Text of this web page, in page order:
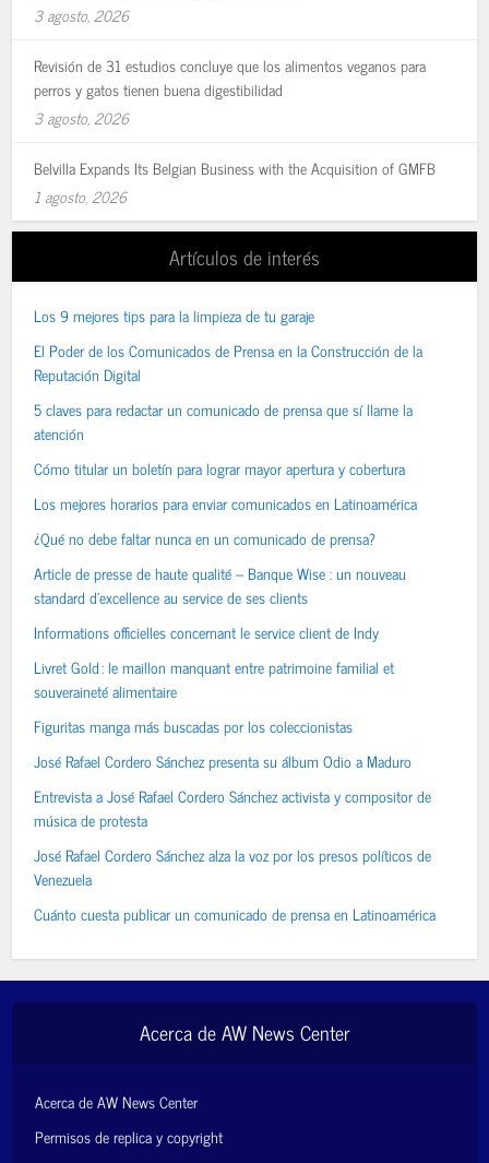
3 agosto, 2026
Revisión de 31 estudios concluye que los alimentos veganos para
perros y gatos tienen buena digestibilidad
3 agosto, 2026
Belvilla Expands Its Belgian Business with the Acquisition of GMFB
1 agosto, 2026
Artículos de interés
Los 9 mejores tips para la limpieza de tu garaje
El Poder de los Comunicados de Prensa en la Construcción de la
Reputación Digital
5 claves para redactar un comunicado de prensa que sí llame la
atención
Cómo titular un boletín para lograr mayor apertura y cobertura
Los mejores horarios para enviar comunicados en Latinoamérica
¿Qué no debe faltar nunca en un comunicado de prensa?
Article de presse de haute qualité – Banque Wise : un nouveau
standard d’excellence au service de ses clients
Informations officielles concernant le service client de Indy
Livret Gold : le maillon manquant entre patrimoine familial et
souveraineté alimentaire
Figuritas manga más buscadas por los coleccionistas
José Rafael Cordero Sánchez presenta su álbum Odio a Maduro
Entrevista a José Rafael Cordero Sánchez activista y compositor de
música de protesta
José Rafael Cordero Sánchez alza la voz por los presos políticos de
Venezuela
Cuánto cuesta publicar un comunicado de prensa en Latinoamérica
Acerca de AW News Center
Acerca de AW News Center
Permisos de replica y copyright